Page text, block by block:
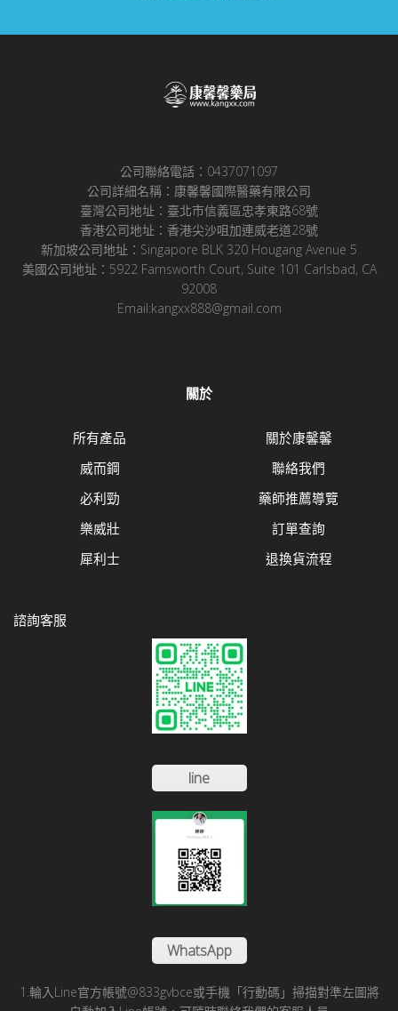
公司聯絡電話：0437071097
公司詳細名稱：康馨馨國際醫藥有限公司
臺灣公司地址：臺北市信義區忠孝東路68號
香港公司地址：香港尖沙咀加連威老道28號
新加坡公司地址：Singapore BLK 320 Hougang Avenue 5
美國公司地址：5922 Farnsworth Court, Suite 101 Carlsbad, CA
92008
Email:kangxx888@gmail.com
關於
所有產品
威而鋼
必利勁
樂威壯
犀利士
關於康馨馨
聯絡我們
藥師推薦導覽
訂單查詢
退換貨流程
諮詢客服
line
WhatsApp
1.輪入Line官方帳號@833gvbce或手機「行動碼」掃描對準左圖將